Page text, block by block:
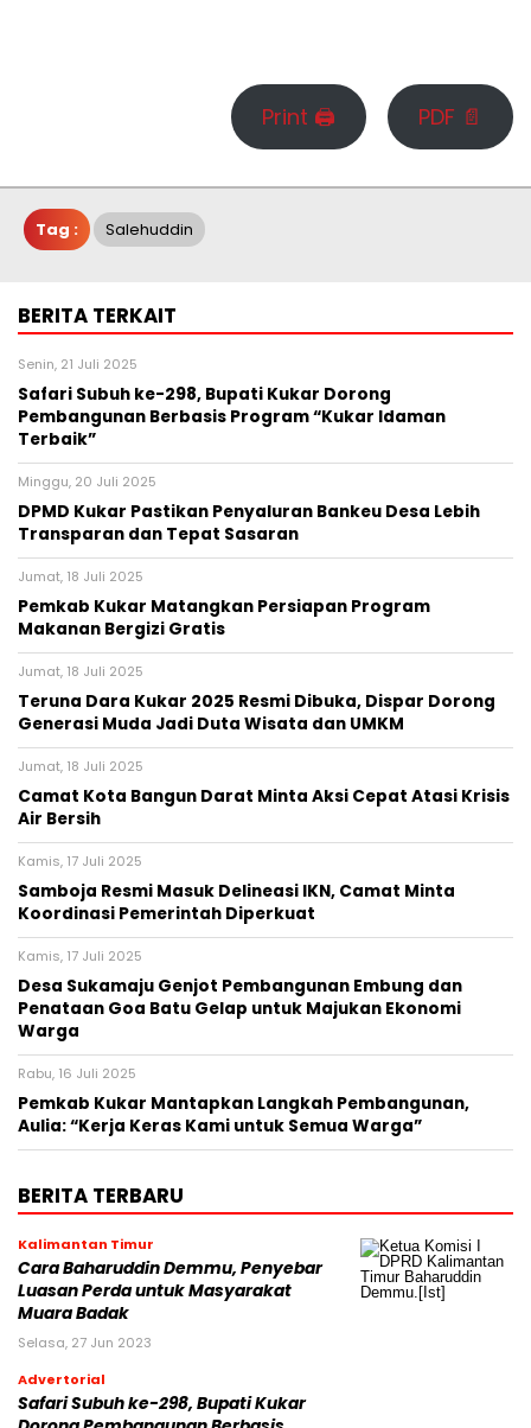
Print 🖨 PDF 📄
Tag : Salehuddin
BERITA TERKAIT
Senin, 21 Juli 2025
Safari Subuh ke-298, Bupati Kukar Dorong
Pembangunan Berbasis Program “Kukar Idaman
Terbaik”
Minggu, 20 Juli 2025
DPMD Kukar Pastikan Penyaluran Bankeu Desa Lebih
Transparan dan Tepat Sasaran
Jumat, 18 Juli 2025
Pemkab Kukar Matangkan Persiapan Program
Makanan Bergizi Gratis
Jumat, 18 Juli 2025
Teruna Dara Kukar 2025 Resmi Dibuka, Dispar Dorong
Generasi Muda Jadi Duta Wisata dan UMKM
Jumat, 18 Juli 2025
Camat Kota Bangun Darat Minta Aksi Cepat Atasi Krisis
Air Bersih
Kamis, 17 Juli 2025
Samboja Resmi Masuk Delineasi IKN, Camat Minta
Koordinasi Pemerintah Diperkuat
Kamis, 17 Juli 2025
Desa Sukamaju Genjot Pembangunan Embung dan
Penataan Goa Batu Gelap untuk Majukan Ekonomi
Warga
Rabu, 16 Juli 2025
Pemkab Kukar Mantapkan Langkah Pembangunan,
Aulia: “Kerja Keras Kami untuk Semua Warga”
BERITA TERBARU
Kalimantan Timur
Cara Baharuddin Demmu, Penyebar
Luasan Perda untuk Masyarakat
Muara Badak
Selasa, 27 Jun 2023
Advertorial
Safari Subuh ke-298, Bupati Kukar